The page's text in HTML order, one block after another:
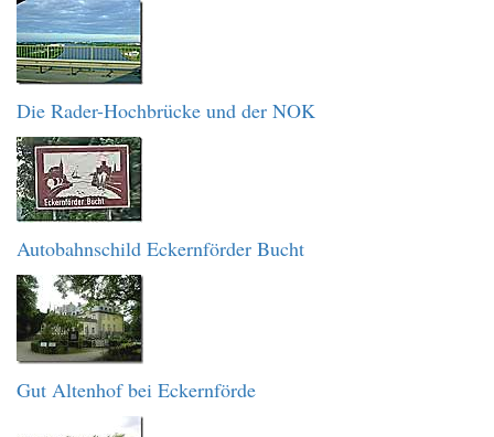
Die Rader-Hochbrücke und der NOK
Autobahnschild Eckernförder Bucht
Gut Altenhof bei Eckernförde